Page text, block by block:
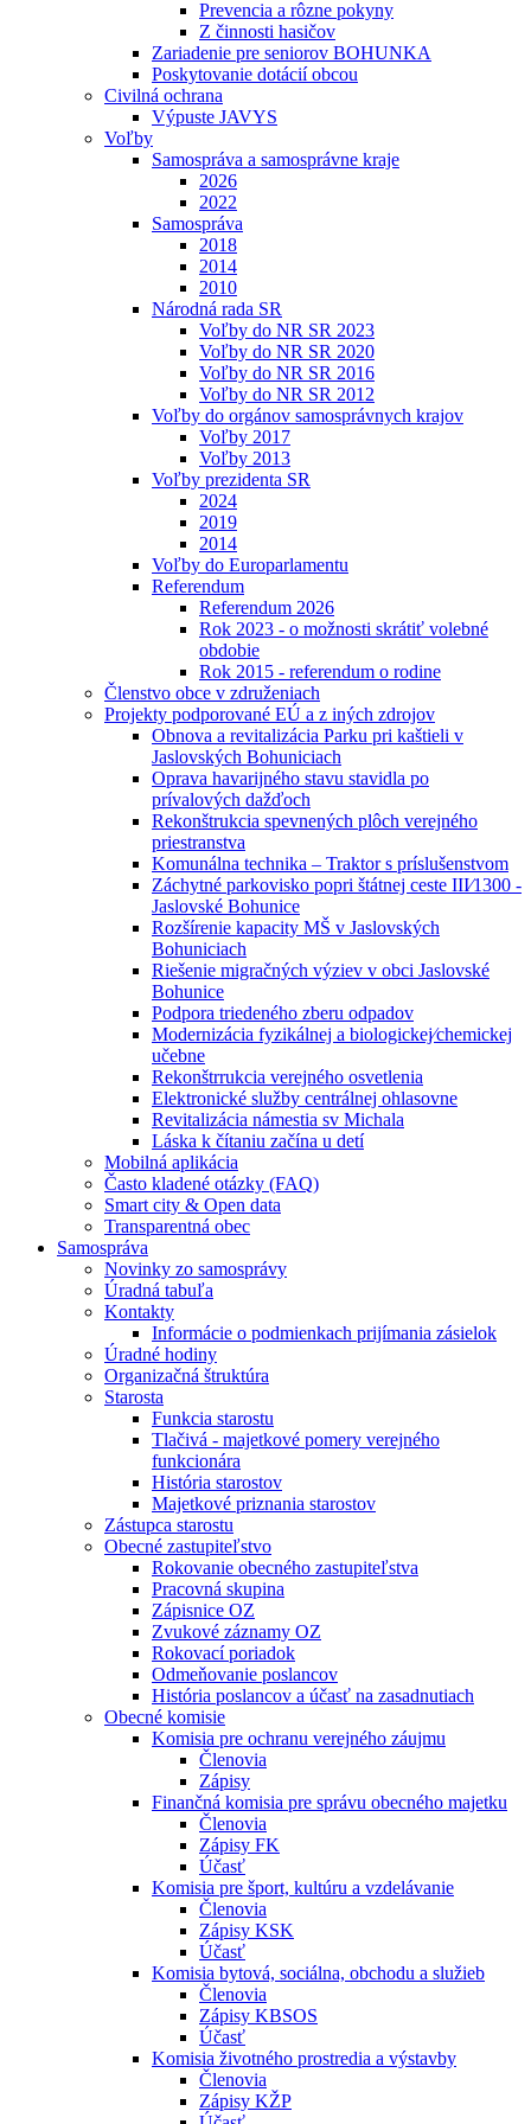
Prevencia a rôzne pokyny
Z činnosti hasičov
Zariadenie pre seniorov BOHUNKA
Poskytovanie dotácií obcou
Civilná ochrana
Výpuste JAVYS
Voľby
Samospráva a samosprávne kraje
2026
2022
Samospráva
2018
2014
2010
Národná rada SR
Voľby do NR SR 2023
Voľby do NR SR 2020
Voľby do NR SR 2016
Voľby do NR SR 2012
Voľby do orgánov samosprávnych krajov
Voľby 2017
Voľby 2013
Voľby prezidenta SR
2024
2019
2014
Voľby do Europarlamentu
Referendum
Referendum 2026
Rok 2023 - o možnosti skrátiť volebné
obdobie
Rok 2015 - referendum o rodine
Členstvo obce v združeniach
Projekty podporované EÚ a z iných zdrojov
Obnova a revitalizácia Parku pri kaštieli v
Jaslovských Bohuniciach
Oprava havarijného stavu stavidla po
prívalových dažďoch
Rekonštrukcia spevnených plôch verejného
priestranstva
Komunálna technika – Traktor s príslušenstvom
Záchytné parkovisko popri štátnej ceste III⁄1300 -
Jaslovské Bohunice
Rozšírenie kapacity MŠ v Jaslovských
Bohuniciach
Riešenie migračných výziev v obci Jaslovské
Bohunice
Podpora triedeného zberu odpadov
Modernizácia fyzikálnej a biologickej⁄chemickej
učebne
Rekonštrrukcia verejného osvetlenia
Elektronické služby centrálnej ohlasovne
Revitalizácia námestia sv Michala
Láska k čítaniu začína u detí
Mobilná aplikácia
Často kladené otázky (FAQ)
Smart city & Open data
Transparentná obec
Samospráva
Novinky zo samosprávy
Úradná tabuľa
Kontakty
Informácie o podmienkach prijímania zásielok
Úradné hodiny
Organizačná štruktúra
Starosta
Funkcia starostu
Tlačivá - majetkové pomery verejného
funkcionára
História starostov
Majetkové priznania starostov
Zástupca starostu
Obecné zastupiteľstvo
Rokovanie obecného zastupiteľstva
Pracovná skupina
Zápisnice OZ
Zvukové záznamy OZ
Rokovací poriadok
Odmeňovanie poslancov
História poslancov a účasť na zasadnutiach
Obecné komisie
Komisia pre ochranu verejného záujmu
Členovia
Zápisy
Finančná komisia pre správu obecného majetku
Členovia
Zápisy FK
Účasť
Komisia pre šport, kultúru a vzdelávanie
Členovia
Zápisy KSK
Účasť
Komisia bytová, sociálna, obchodu a služieb
Členovia
Zápisy KBSOS
Účasť
Komisia životného prostredia a výstavby
Členovia
Zápisy KŽP